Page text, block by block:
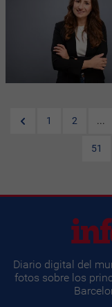
1 2 ...
51
Diario digital del
fotos sobre los